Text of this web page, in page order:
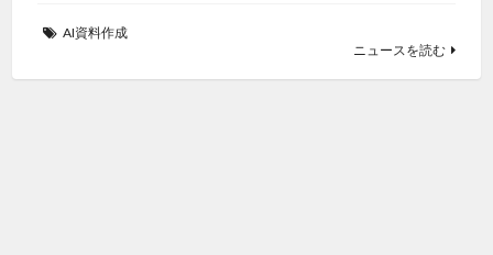
AI資料作成
ニュースを読む